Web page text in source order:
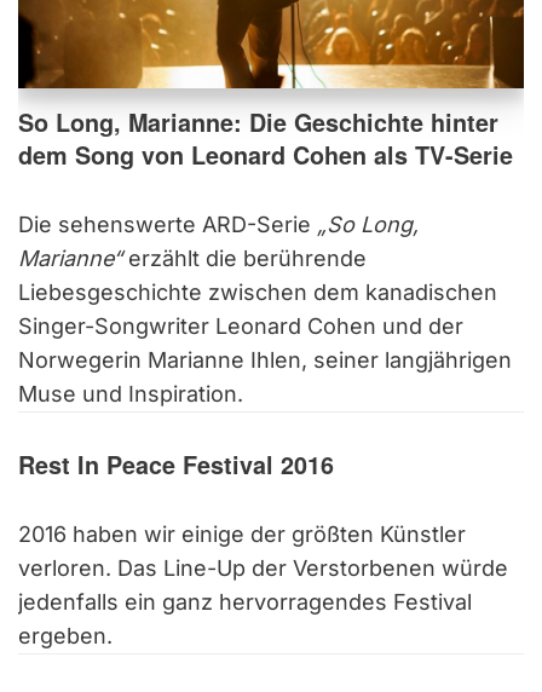
So Long, Marianne: Die Geschichte hinter
dem Song von Leonard Cohen als TV-Serie
Die sehenswerte ARD-Serie „So Long,
Marianne“erzählt die berührende
Liebesgeschichte zwischen dem kanadischen
Singer-Songwriter Leonard Cohen und der
Norwegerin Marianne Ihlen, seiner langjährigen
Muse und Inspiration.
Rest In Peace Festival 2016
2016 haben wir einige der größten Künstler
verloren. Das Line-Up der Verstorbenen würde
jedenfalls ein ganz hervorragendes Festival
ergeben.